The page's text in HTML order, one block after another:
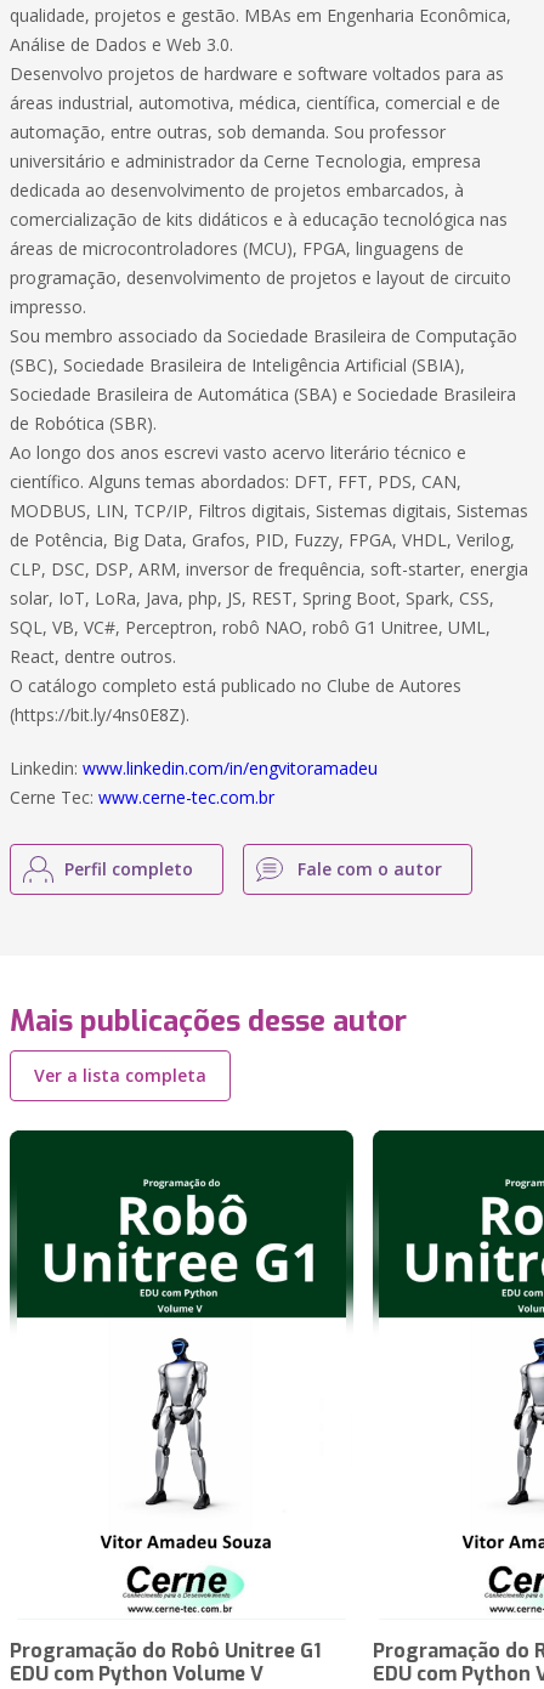
qualidade, projetos e gestão. MBAs em Engenharia Econômica,
Análise de Dados e Web 3.0.
Desenvolvo projetos de hardware e software voltados para as
áreas industrial, automotiva, médica, científica, comercial e de
automação, entre outras, sob demanda. Sou professor
universitário e administrador da Cerne Tecnologia, empresa
dedicada ao desenvolvimento de projetos embarcados, à
comercialização de kits didáticos e à educação tecnológica nas
áreas de microcontroladores (MCU), FPGA, linguagens de
programação, desenvolvimento de projetos e layout de circuito
impresso.
Sou membro associado da Sociedade Brasileira de Computação
(SBC), Sociedade Brasileira de Inteligência Artificial (SBIA),
Sociedade Brasileira de Automática (SBA) e Sociedade Brasileira
de Robótica (SBR).
Ao longo dos anos escrevi vasto acervo literário técnico e
científico. Alguns temas abordados: DFT, FFT, PDS, CAN,
MODBUS, LIN, TCP/IP, Filtros digitais, Sistemas digitais, Sistemas
de Potência, Big Data, Grafos, PID, Fuzzy, FPGA, VHDL, Verilog,
CLP, DSC, DSP, ARM, inversor de frequência, soft-starter, energia
solar, IoT, LoRa, Java, php, JS, REST, Spring Boot, Spark, CSS,
SQL, VB, VC#, Perceptron, robô NAO, robô G1 Unitree, UML,
React, dentre outros.
O catálogo completo está publicado no Clube de Autores
(https://bit.ly/4ns0E8Z).
Linkedin: www.linkedin.com/in/engvitoramadeu
Cerne Tec: www.cerne-tec.com.br
Perfil completo Fale com o autor
Mais publicações desse autor
Ver a lista completa
Programação do Robô Unitree G1
EDU com Python Volume V
Programação do
EDU com Python